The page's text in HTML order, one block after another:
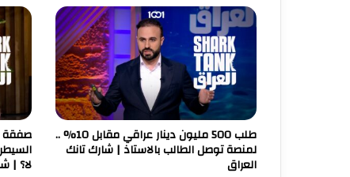
طلب 500 مليون دينار عراقي مقابل 10% ..
لمنصة توصل الطالب بالاستاذ | شارك تانك
العراق
صفقة
لا؟ |